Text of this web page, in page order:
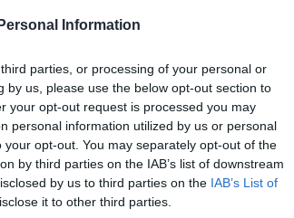
Information
parties, or processing of your personal or
us, please use the below opt-out section to
your opt-out request is processed you may
personal information utilized by us or personal
opt-out. You may separately opt-out of the
by third parties on the IAB’s list of downstream
by us to third parties on the IAB’s List of
it to other third parties.
Rendezés: